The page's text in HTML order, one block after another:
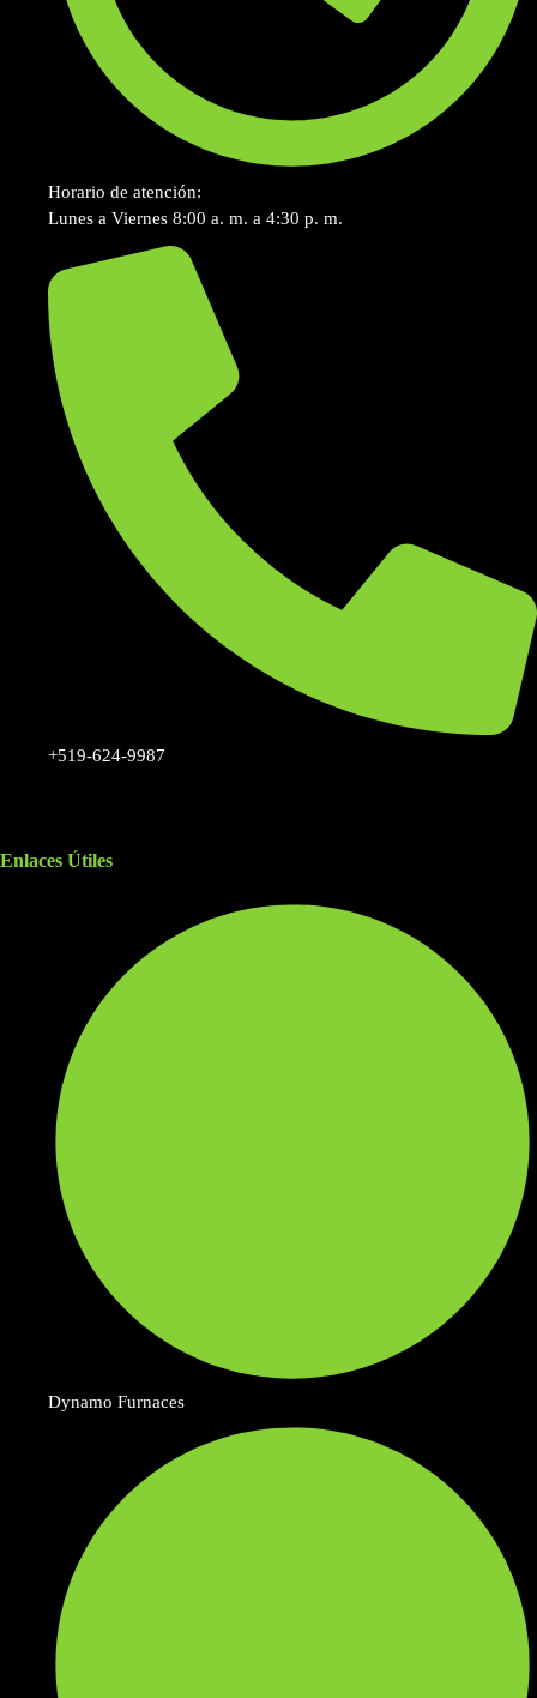
Horario de atención:
Lunes a Viernes 8:00 a. m. a 4:30 p. m.
+519-624-9987
Enlaces Útiles
Dynamo Furnaces